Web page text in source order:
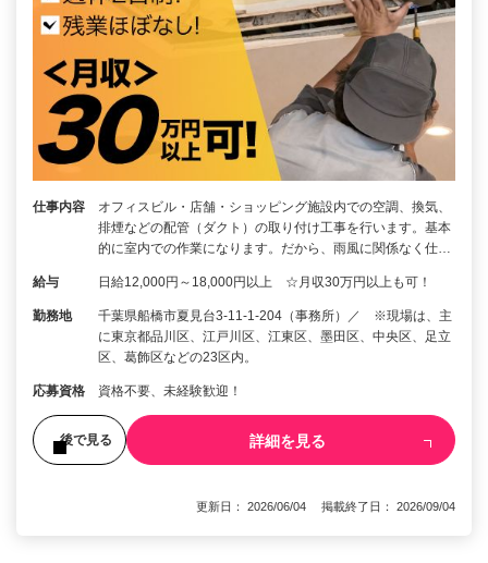
仕事内容
オフィスビル・店舗・ショッピング施設内での空調、換気、
排煙などの配管（ダクト）の取り付け工事を行います。基本
的に室内での作業になります。だから、雨風に関係なく仕…
給与 日給12,000円～18,000円以上 ☆月収30万円以上も可！
勤務地
千葉県船橋市夏見台3-11-1-204（事務所）／ ※現場は、主
に東京都品川区、江戸川区、江東区、墨田区、中央区、足立
区、葛飾区などの23区内。
応募資格 資格不要、未経験歓迎！
後で見る 詳細を見る
更新日： 2026/06/04 掲載終了日： 2026/09/04